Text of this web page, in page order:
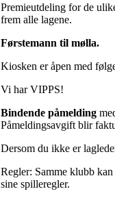
Premieutdeling for de
frem alle lagene.
Førstemann til mølla.
Kiosken er åpen med
Vi har VIPPS!
Bindende påmelding
Påmeldingsavgift blir
Dersom du ikke er
Regler: Samme klubb
sine spilleregler.